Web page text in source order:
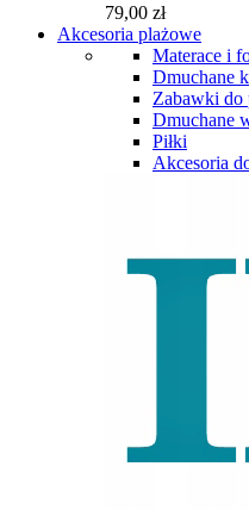
79,00 zł
Akcesoria plażowe
Materace i
Dmuchane
Zabawki do
Dmuchane
Piłki
Akcesoria